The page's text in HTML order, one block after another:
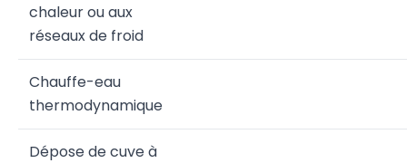
chaleur ou aux
réseaux de froid
Chauffe-eau
thermodynamique
Dépose de cuve à